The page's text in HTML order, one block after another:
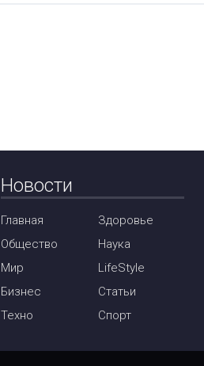
Новости
Главная
Общество
Мир
Бизнес
Техно
Здоровье
Наука
LifeStyle
Статьи
Спорт